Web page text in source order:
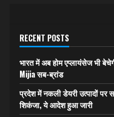
RECENT POSTS
भारत में अब होम एप्लायंसेज भी
Mijia सब-ब्रांड
प्रदेश में नकली डेयरी उत्पादों पर
शिकंजा, ये आदेश हुआ जारी